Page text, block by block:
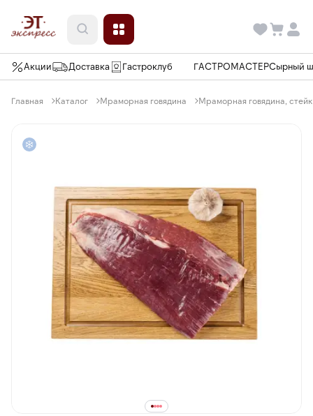
Акции Доставка Гастроклуб ГАСТРОМАСТЕРСырный
Главная Каталог Мраморная говядина Мраморная говядина,